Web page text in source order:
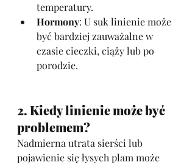
temperatury.
Hormony: U suk linienie może
być bardziej zauważalne w
czasie cieczki, ciąży lub po
porodzie.
2. Kiedy linienie może być
problemem?
Nadmierna utrata sierści lub
pojawienie się łysych plam może